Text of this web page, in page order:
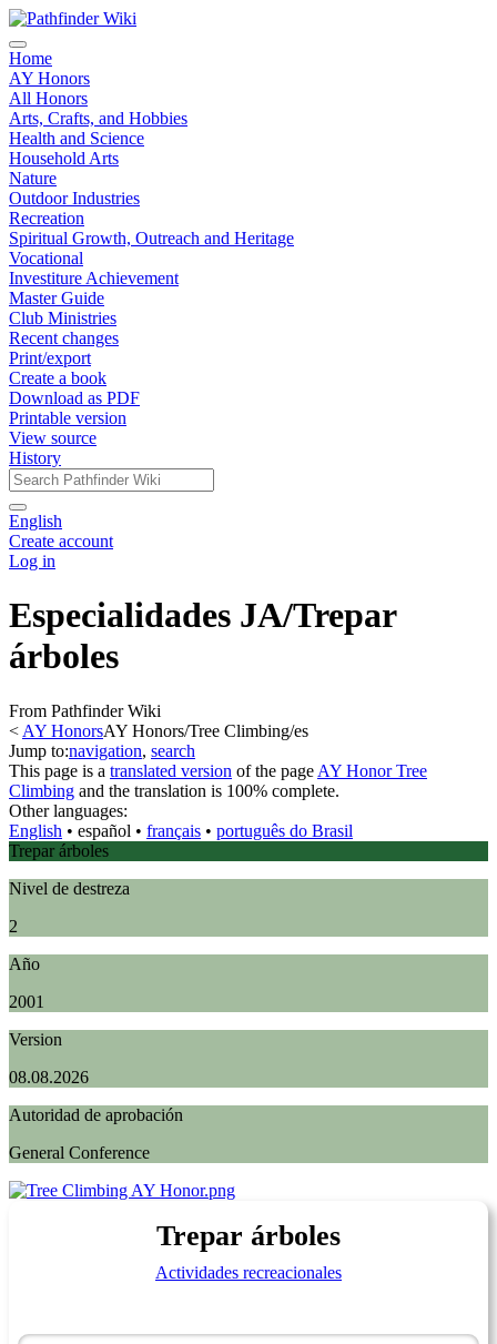
Home
AY Honors
All Honors
Arts, Crafts, and Hobbies
Health and Science
Household Arts
Nature
Outdoor Industries
Recreation
Spiritual Growth, Outreach and Heritage
Vocational
Investiture Achievement
Master Guide
Club Ministries
Recent changes
Print/export
Create a book
Download as PDF
Printable version
View source
History
English
Create account
Log in
Especialidades JA/Trepar
árboles
From Pathfinder Wiki
< AY HonorsAY Honors/Tree Climbing/es
Jump to:navigation, search
This page is a translated version of the page AY Honor Tree
Climbing and the translation is 100% complete.
Other languages:
English • ‎ español • ‎ français • ‎ português do Brasil
Trepar árboles
Nivel de destreza
2
Año
2001
Version
08.08.2026
Autoridad de aprobación
General Conference
Trepar árboles
Actividades recreacionales